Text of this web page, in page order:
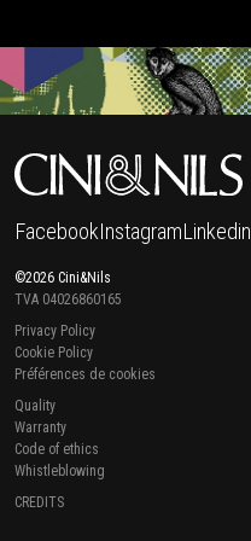
FacebookInstagramLinkedin
©2026 Cini&Nils
TVA 04026860165
Privacy Policy
Cookie Policy
Préférences de cookies
Quality
Warranty
Code of ethics
Whistleblowing
CREDITS